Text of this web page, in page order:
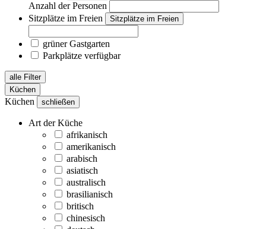
Anzahl der Personen
Sitzplätze im Freien
Sitzplätze im Freien
grüner Gastgarten
Parkplätze verfügbar
alle Filter
Küchen
Küchen schließen
Art der Küche
afrikanisch
amerikanisch
arabisch
asiatisch
australisch
brasilianisch
britisch
chinesisch